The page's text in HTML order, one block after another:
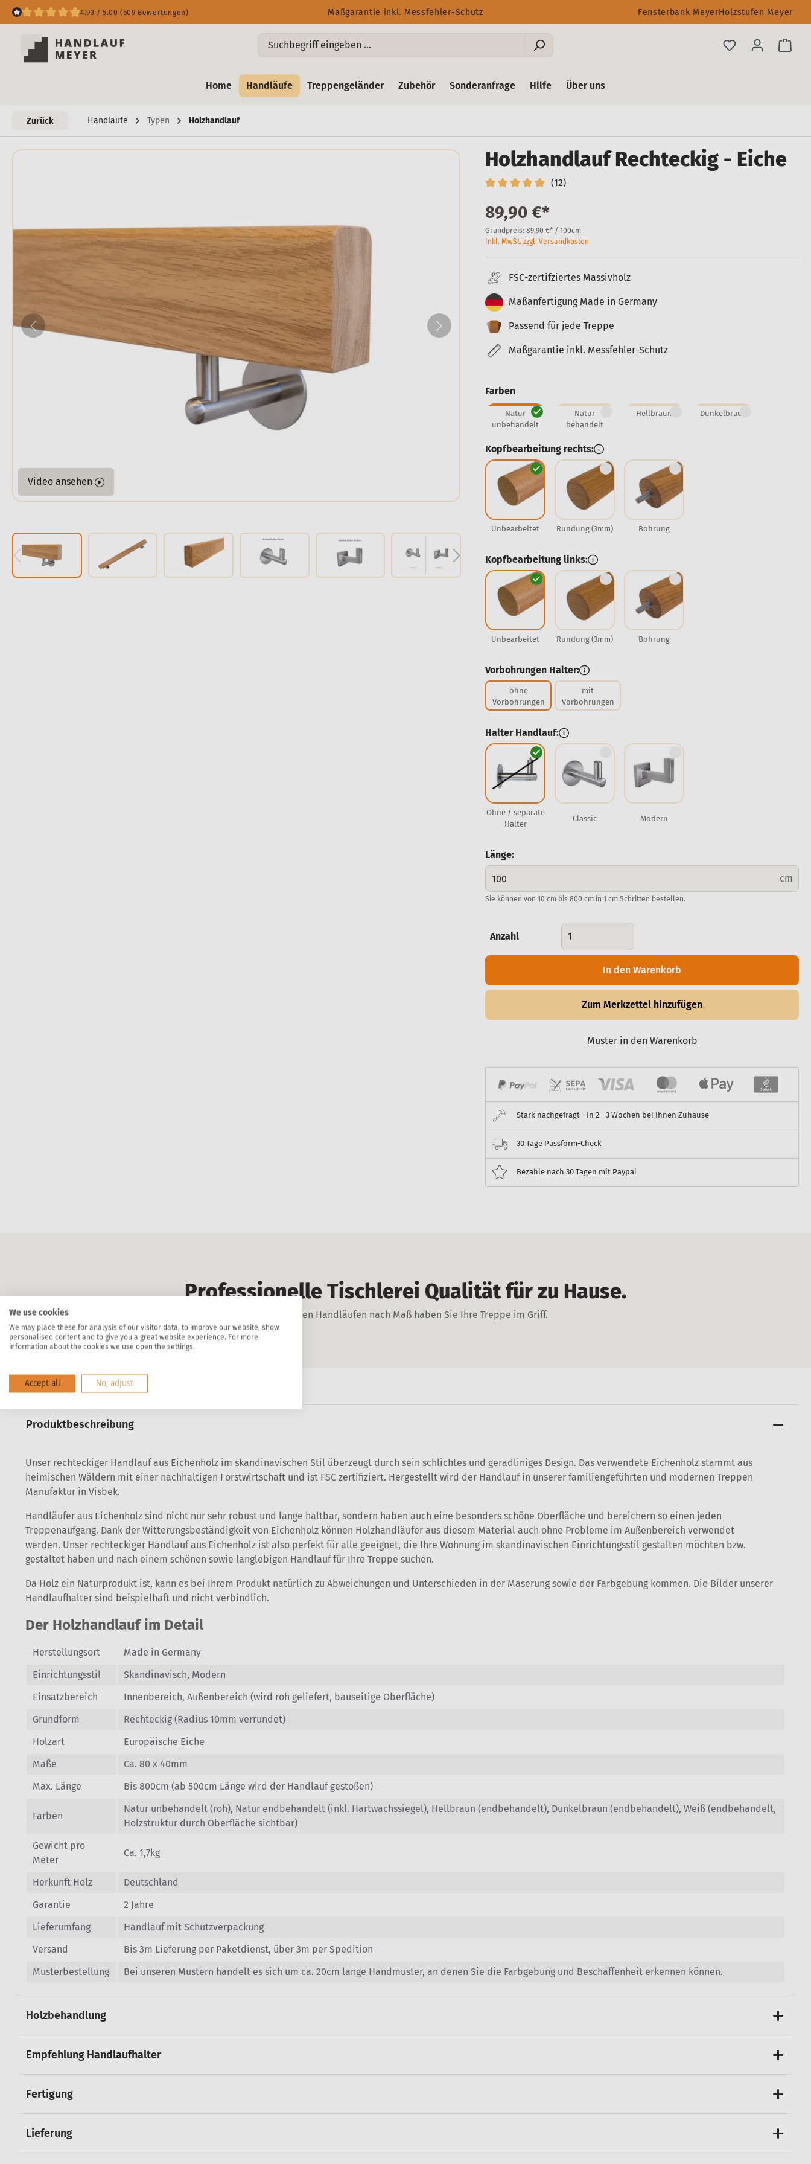
4.93 / 5.00 (609 Bewertungen) Maßgarantie inkl. Messfehler-Schutz Fensterbank MeyerHolzstufen Meyer
Home Handläufe Treppengeländer Zubehör Sonderanfrage Hilfe Über uns
Zurück Handläufe Typen Holzhandlauf
Video ansehen
Holzhandlauf Rechteckig - Eiche
(12)
89,90 €*
Grundpreis: 89,90 €* / 100cm
Inkl. MwSt. zzgl. Versandkosten
FSC-zertifziertes Massivholz
Maßanfertigung Made in Germany
Passend für jede Treppe
Maßgarantie inkl. Messfehler-Schutz
Farben
Natur
unbehandelt
Natur
behandelt
Hellbraun Dunkelbraun
Kopfbearbeitung rechts:
Unbearbeitet Rundung (3mm) Bohrung
Kopfbearbeitung links:
Unbearbeitet Rundung (3mm) Bohrung
Vorbohrungen Halter:
ohne
Vorbohrungen
mit
Vorbohrungen
Halter Handlauf:
Ohne / separate
Halter
Classic Modern
Länge:
cm
Sie können von 10 cm bis 800 cm in 1 cm Schritten bestellen.
Anzahl
In den Warenkorb
Zum Merkzettel hinzufügen
Muster in den Warenkorb
Stark nachgefragt - In 2 - 3 Wochen bei Ihnen Zuhause
30 Tage Passform-Check
Bezahle nach 30 Tagen mit Paypal
Professionelle Tischlerei Qualität für zu Hause.
Mit unseren Handläufen nach Maß haben Sie Ihre Treppe im Griff.
Produktbeschreibung
Unser rechteckiger Handlauf aus Eichenholz im skandinavischen Stil überzeugt durch sein schlichtes und geradliniges Design. Das verwendete Eichenholz stammt aus
heimischen Wäldern mit einer nachhaltigen Forstwirtschaft und ist FSC zertifiziert. Hergestellt wird der Handlauf in unserer familiengeführten und modernen Treppen
Manufaktur in Visbek.
Handläufer aus Eichenholz sind nicht nur sehr robust und lange haltbar, sondern haben auch eine besonders schöne Oberfläche und bereichern so einen jeden
Treppenaufgang. Dank der Witterungsbeständigkeit von Eichenholz können Holzhandläufer aus diesem Material auch ohne Probleme im Außenbereich verwendet
werden. Unser rechteckiger Handlauf aus Eichenholz ist also perfekt für alle geeignet, die Ihre Wohnung im skandinavischen Einrichtungsstil gestalten möchten bzw.
gestaltet haben und nach einem schönen sowie langlebigen Handlauf für Ihre Treppe suchen.
Da Holz ein Naturprodukt ist, kann es bei Ihrem Produkt natürlich zu Abweichungen und Unterschieden in der Maserung sowie der Farbgebung kommen. Die Bilder unserer
Handlaufhalter sind beispielhaft und nicht verbindlich.
Der Holzhandlauf im Detail
Herstellungsort
Made in Germany
Einrichtungsstil
Skandinavisch, Modern
Einsatzbereich
Innenbereich, Außenbereich (wird roh geliefert, bauseitige Oberfläche)
Grundform
Rechteckig (Radius 10mm verrundet)
Holzart
Europäische Eiche
Maße
Ca. 80 x 40mm
Max. Länge
Bis 800cm (ab 500cm Länge wird der Handlauf gestoßen)
Farben
Natur unbehandelt (roh), Natur endbehandelt (inkl. Hartwachssiegel), Hellbraun (endbehandelt), Dunkelbraun (endbehandelt), Weiß (endbehandelt,
Holzstruktur durch Oberfläche sichtbar)
Gewicht pro
Meter
Ca. 1,7kg
Herkunft Holz
Deutschland
Garantie
2 Jahre
Lieferumfang
Handlauf mit Schutzverpackung
Versand
Bis 3m Lieferung per Paketdienst, über 3m per Spedition
Musterbestellung
Bei unseren Mustern handelt es sich um ca. 20cm lange Handmuster, an denen Sie die Farbgebung und Beschaffenheit erkennen können.
Holzbehandlung
Empfehlung Handlaufhalter
Fertigung
Lieferung
We use cookies
We may place these for analysis of our visitor data, to improve our website, show
personalised content and to give you a great website experience. For more
information about the cookies we use open the settings.
Accept all No, adjust